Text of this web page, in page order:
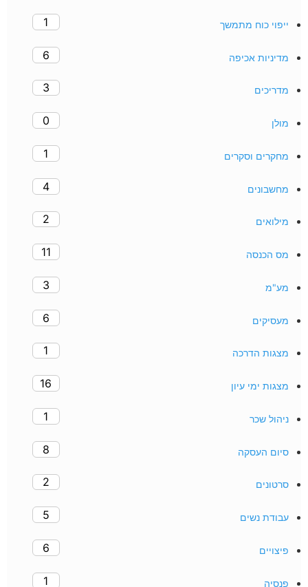
ייפוי כוח מתמשך 1
מדיניות אכיפה 6
מדריכים 3
מולן 0
מחקרים וסקרים 1
מחשבונים 4
מילואים 2
מס הכנסה 11
מע"מ 3
מעסיקים 6
מצגות הדרכה 1
מצגות ימי עיון 16
ניהול שכר 1
סיום העסקה 8
סרטונים 2
עבודת נשים 5
פיצויים 6
פנסיה 1